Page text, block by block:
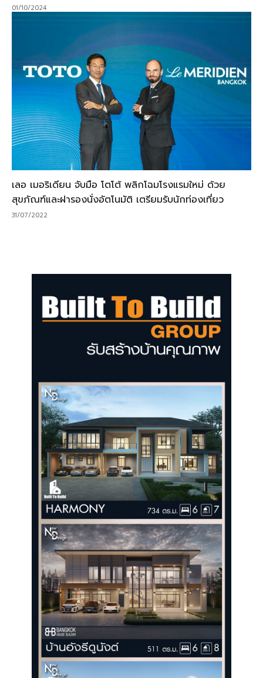
01/10/2024
เลอ เมอริเดียน จับมือ โตโต้ พลิกโฉมโรงแรมใหม่ ด้วย
สุขภัณฑ์และฝารองนั่งอัตโนมัติ เตรียมรับนักท่องเที่ยว
31/07/2022